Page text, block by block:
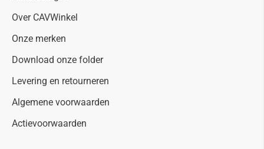
Over CAVWinkel
Onze merken
Download onze folder
Levering en retourneren
Algemene voorwaarden
Actievoorwaarden